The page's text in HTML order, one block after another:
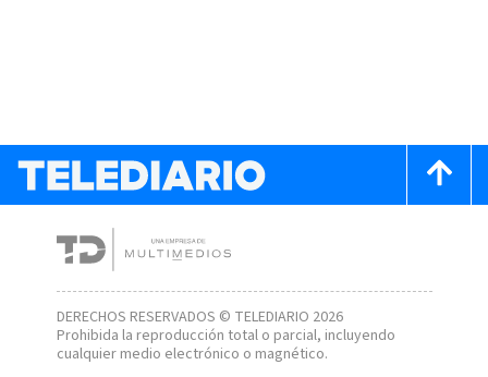
DERECHOS RESERVADOS © TELEDIARIO 2026
Prohibida la reproducción total o parcial, incluyendo
cualquier medio electrónico o magnético.